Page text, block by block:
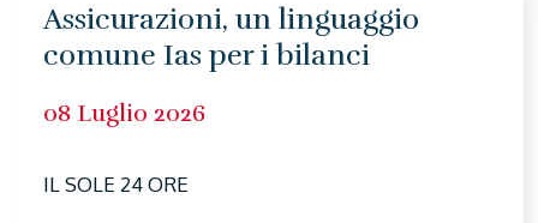
Assicurazioni, un linguaggio
comune Ias per i bilanci
08 Luglio 2026
IL SOLE 24 ORE